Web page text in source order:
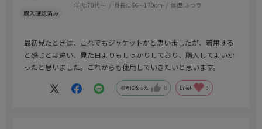
年代:70代～ 身長:166～170cm 体型:ふつう
最初見たときは、これでもジャケットかと思いましたが、着用する
と感じとは違い、見た目よりもしっかりしており、購入してよいか
ったと思いました。これからも使用していきたいと思います。
参考になった 0 Like! 0